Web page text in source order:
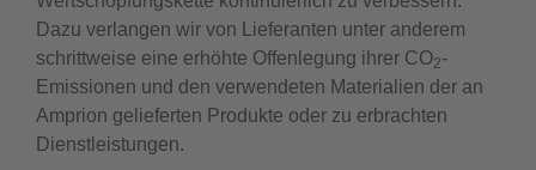
Dazu verlangen wir von Lieferanten unter anderem
schrittweise eine erhöhte Offenlegung ihrer CO2-
Emissionen und den verwendeten Materialien der an
Amprion gelieferten Produkte oder zu erbrachten
Dienstleistungen.